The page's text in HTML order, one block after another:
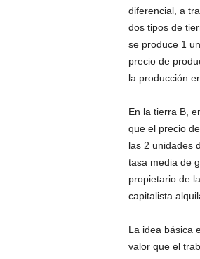
diferencial, a
dos tipos de
se produce 1
precio de
la producción
En la tierra B,
que el precio
las 2 unidades
tasa media de
propietario de
capitalista
La idea básica
valor que el